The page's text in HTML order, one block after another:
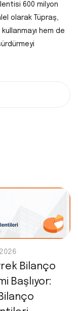
600 milyon
olarak Tüpraş,
hem de
Bilanço
Başlıyor: